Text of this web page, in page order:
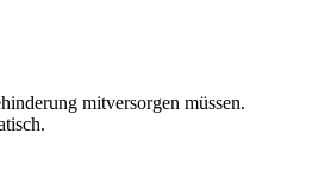
mitversorgen müssen.